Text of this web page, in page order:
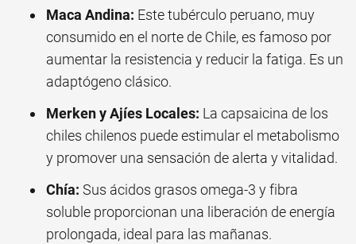
Maca Andina: Este tubérculo peruano, muy
consumido en el norte de Chile, es famoso por
aumentar la resistencia y reducir la fatiga. Es un
adaptógeno clásico.
Merken y Ajíes Locales: La capsaicina de los
chiles chilenos puede estimular el metabolismo
y promover una sensación de alerta y vitalidad.
Chía: Sus ácidos grasos omega-3 y fibra
soluble proporcionan una liberación de energía
prolongada, ideal para las mañanas.